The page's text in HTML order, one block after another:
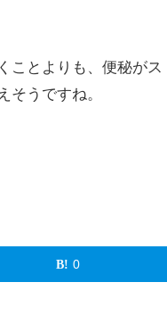
ことよりも、便秘がス
そうですね。
0